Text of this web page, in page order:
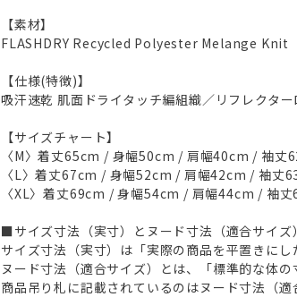
【素材】
FLASHDRY Recycled Polyester Melange Knit
【仕様(特徴)】
吸汗速乾 肌面ドライタッチ編組織／リフレクター
【サイズチャート】
〈M〉着丈65cm / 身幅50cm / 肩幅40cm / 袖
〈L〉着丈67cm / 身幅52cm / 肩幅42cm / 袖丈
〈XL〉着丈69cm / 身幅54cm / 肩幅44cm / 袖
■サイズ寸法（実寸）とヌード寸法（適合サイズ
サイズ寸法（実寸）は「実際の商品を平置きにし
ヌード寸法（適合サイズ）とは、「標準的な体
商品吊り札に記載されているのはヌード寸法（適